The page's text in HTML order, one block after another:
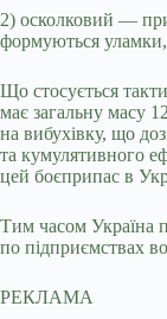
2) осколковий —
формуються
Що стосується
має загальну масу
на вибухівку, що
та кумулятивного
цей боєприпас в
Тим часом Україна
по підприємствах
РЕКЛАМА